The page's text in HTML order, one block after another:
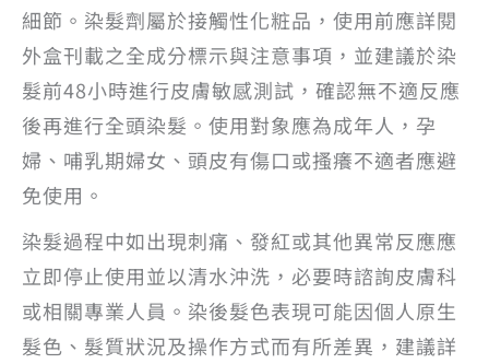
細節。染髮劑屬於接觸性化粧品，使用前應詳閱
外盒刊載之全成分標示與注意事項，並建議於染
髮前48小時進行皮膚敏感測試，確認無不適反應
後再進行全頭染髮。使用對象應為成年人，孕
婦、哺乳期婦女、頭皮有傷口或搔癢不適者應避
免使用。
染髮過程中如出現刺痛、發紅或其他異常反應應
立即停止使用並以清水沖洗，必要時諮詢皮膚科
或相關專業人員。染後髮色表現可能因個人原生
髮色、髮質狀況及操作方式而有所差異，建議詳